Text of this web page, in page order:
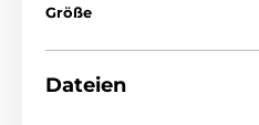
Größe
Dateien